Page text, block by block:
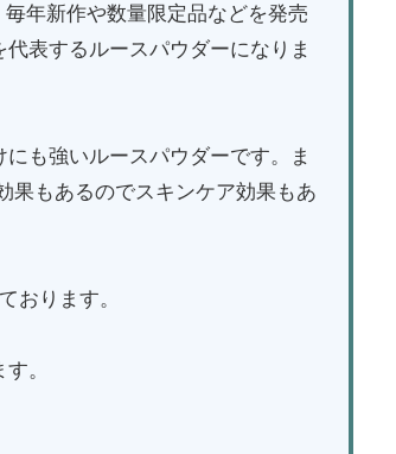
年新作や数量限定品などを発売
表するルースパウダーになりま
も強いルースパウダーです。ま
果もあるのでスキンケア効果もあ
おります。
。